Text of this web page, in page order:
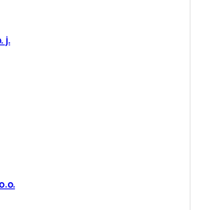
j.